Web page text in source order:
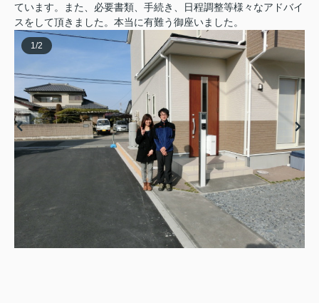
ています。また、必要書類、手続き、日程調整等様々なアドバイ
スをして頂きました。本当に有難う御座いました。
1 /2